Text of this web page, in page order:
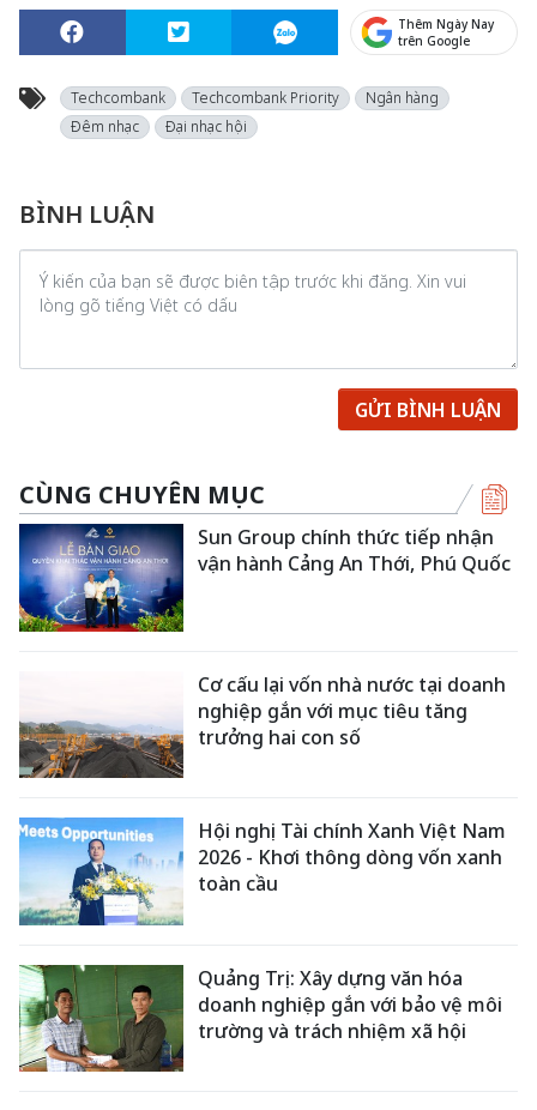
Thêm Ngày Nay
trên Google
Techcombank Techcombank Priority
Ngân hàng
Đêm nhạc
Đại nhạc hội
BÌNH LUẬN
GỬI BÌNH LUẬN
CÙNG CHUYÊN MỤC
Sun Group chính thức tiếp nhận
vận hành Cảng An Thới, Phú Quốc
Cơ cấu lại vốn nhà nước tại doanh
nghiệp gắn với mục tiêu tăng
trưởng hai con số
Hội nghị Tài chính Xanh Việt Nam
2026 - Khơi thông dòng vốn xanh
toàn cầu
Quảng Trị: Xây dựng văn hóa
doanh nghiệp gắn với bảo vệ môi
trường và trách nhiệm xã hội